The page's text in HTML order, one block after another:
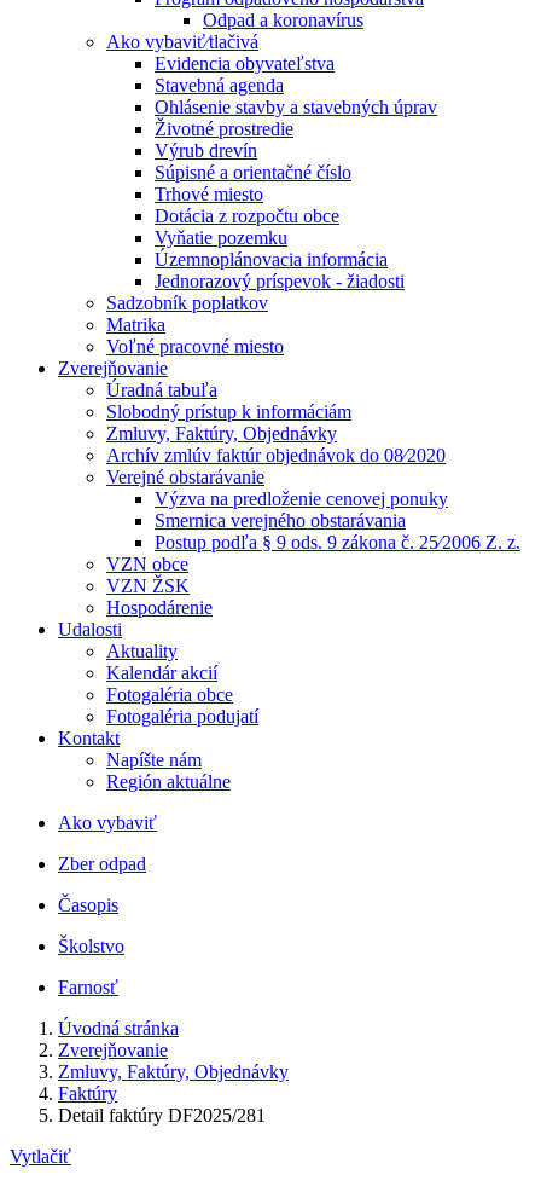
Odpad a koronavírus
Ako vybaviť⁄tlačivá
Evidencia obyvateľstva
Stavebná agenda
Ohlásenie stavby a stavebných úprav
Životné prostredie
Výrub drevín
Súpisné a orientačné číslo
Trhové miesto
Dotácia z rozpočtu obce
Vyňatie pozemku
Územnoplánovacia informácia
Jednorazový príspevok - žiadosti
Sadzobník poplatkov
Matrika
Voľné pracovné miesto
Zverejňovanie
Úradná tabuľa
Slobodný prístup k informáciám
Zmluvy, Faktúry, Objednávky
Archív zmlúv faktúr objednávok do 08⁄2020
Verejné obstarávanie
Výzva na predloženie cenovej ponuky
Smernica verejného obstarávania
Postup podľa § 9 ods. 9 zákona č. 25⁄2006 Z. z.
VZN obce
VZN ŽSK
Hospodárenie
Udalosti
Aktuality
Kalendár akcií
Fotogaléria obce
Fotogaléria podujatí
Kontakt
Napíšte nám
Región aktuálne
Ako vybaviť
Zber odpad
Časopis
Školstvo
Farnosť
Úvodná stránka
Zverejňovanie
Zmluvy, Faktúry, Objednávky
Faktúry
Detail faktúry DF2025/281
Vytlačiť